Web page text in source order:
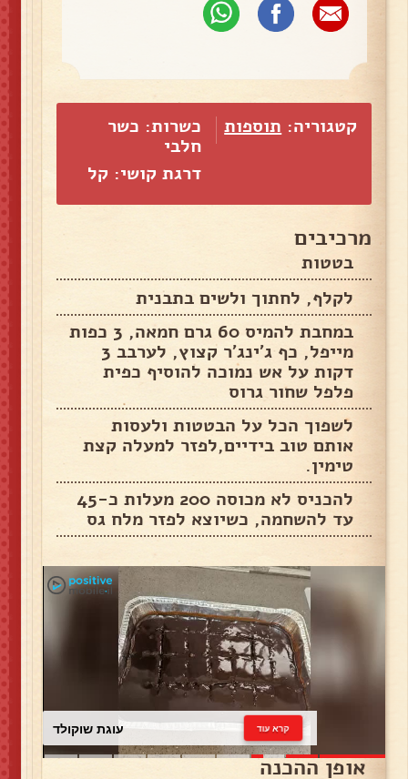
קטגוריה: תוספות
כשרות: כשר
חלבי
דרגת קושי: קל
מרכיבים
בטטות
לקלף, לחתוך ולשים בתבנית
במחבת להמיס 60 גרם חמאה, 3 כפות
מייפל, כף ג'ינג'ר קצוץ, לערבב 3
דקות על אש נמוכה להוסיף כפית
פלפל שחור גרוס
לשפוך הכל על הבטטות ולעסות
אותם טוב בידיים,לפזר למעלה קצת
טימין.
להכניס לא מכוסה 200 מעלות כ-45
עד להשחמה, כשיוצא לפזר מלח גס
עוגת שוקולד קרא עוד
אופן ההכנה